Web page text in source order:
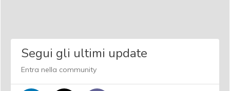
Segui gli ultimi update
Entra nella community